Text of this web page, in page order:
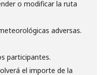
o modificar la ruta
adversas.
participantes.
el importe de la